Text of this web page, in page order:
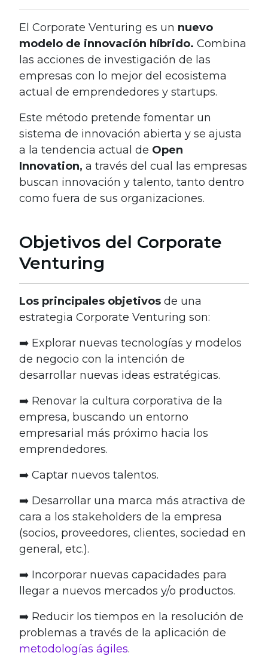
El Corporate Venturing es un nuevo
modelo de innovación híbrido. Combina
las acciones de investigación de las
empresas con lo mejor del ecosistema
actual de emprendedores y startups.
Este método pretende fomentar un
sistema de innovación abierta y se ajusta
a la tendencia actual de Open
Innovation, a través del cual las empresas
buscan innovación y talento, tanto dentro
como fuera de sus organizaciones.
Objetivos del Corporate
Venturing
Los principales objetivos de una
estrategia Corporate Venturing son:
➡️ Explorar nuevas tecnologías y modelos
de negocio con la intención de
desarrollar nuevas ideas estratégicas.
➡️ Renovar la cultura corporativa de la
empresa, buscando un entorno
empresarial más próximo hacia los
emprendedores.
➡️ Captar nuevos talentos.
➡️ Desarrollar una marca más atractiva de
cara a los stakeholders de la empresa
(socios, proveedores, clientes, sociedad en
general, etc.).
➡️ Incorporar nuevas capacidades para
llegar a nuevos mercados y/o productos.
➡️ Reducir los tiempos en la resolución de
problemas a través de la aplicación de
metodologías ágiles.